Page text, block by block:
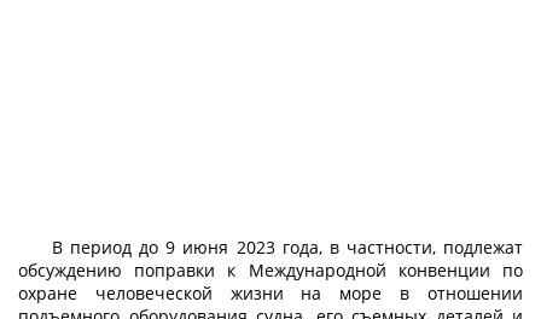
В период до 9 июня 2023 года, в частности, подлежат
обсуждению поправки к Международной конвенции по
охране человеческой жизни на море в отношении